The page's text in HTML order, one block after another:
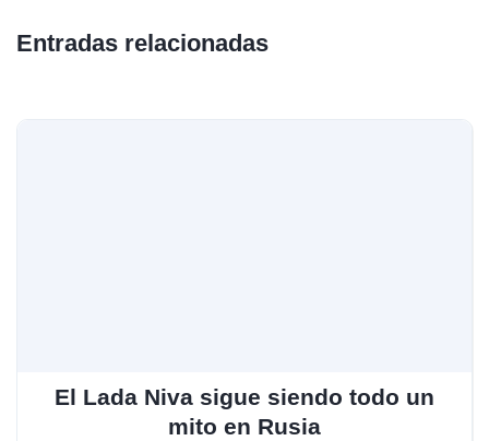
Entradas relacionadas
El Lada Niva sigue siendo todo un
mito en Rusia